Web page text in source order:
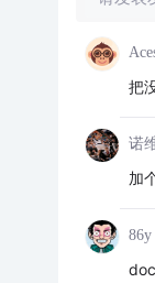
把
诺
加
86y